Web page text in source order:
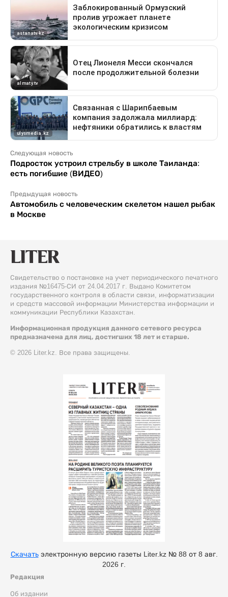
Следующая новость
Подросток устроил стрельбу в школе Таиланда:
есть погибшие (ВИДЕО)
Предыдущая новость
Автомобиль с человеческим скелетом нашел рыбак
в Москве
Свидетельство о постановке на учет периодического печатного
издания №16475-СИ от 24.04.2017 г. Выдано Комитетом
государственного контроля в области связи, информатизации
и средств массовой информации Министерства информации и
коммуникации Республики Казахстан.
Информационная продукция данного сетевого ресурса
предназначена для лиц, достигших 18 лет и старше.
© 2026 Liter.kz. Все права защищены.
Редакция
Об издании
Скачатьэлектронную версию газеты Liter.kz № 88 от 8 авг.
2026 г.